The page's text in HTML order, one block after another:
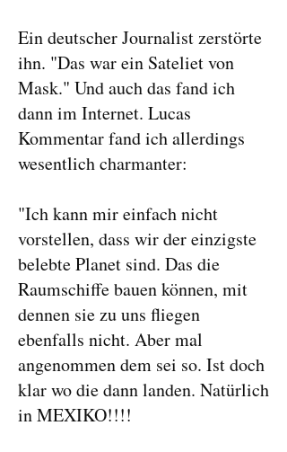
Ein deutscher Journalist zerstörte
ihn. "Das war ein Sateliet von
Mask." Und auch das fand ich
dann im Internet. Lucas
Kommentar fand ich allerdings
wesentlich charmanter:
"Ich kann mir einfach nicht
vorstellen, dass wir der einzigste
belebte Planet sind. Das die
Raumschiffe bauen können, mit
dennen sie zu uns fliegen
ebenfalls nicht. Aber mal
angenommen dem sei so. Ist doch
klar wo die dann landen. Natürlich
in MEXIKO!!!!